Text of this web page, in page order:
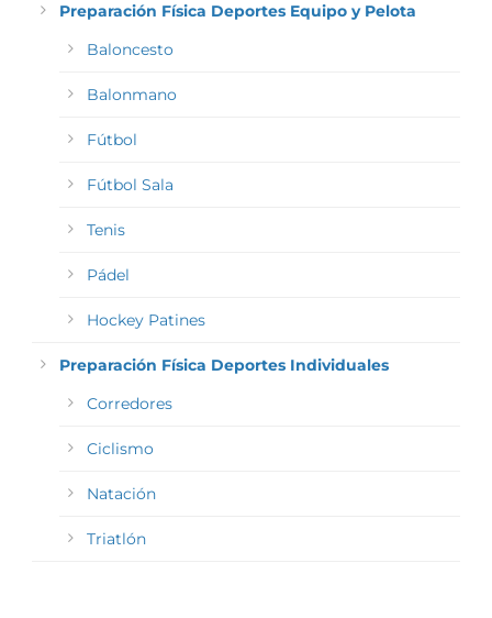
Preparación Física Deportes Equipo y Pelota
Baloncesto
Balonmano
Fútbol
Fútbol Sala
Tenis
Pádel
Hockey Patines
Preparación Física Deportes Individuales
Corredores
Ciclismo
Natación
Triatlón